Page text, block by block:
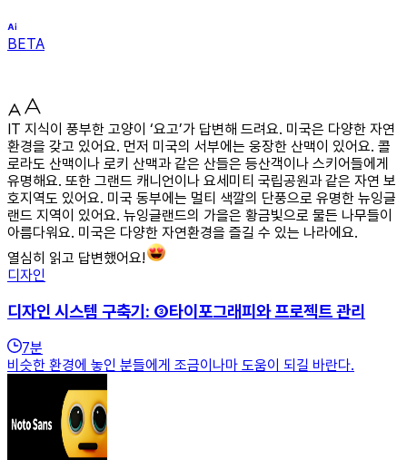
BETA
IT 지식이 풍부한 고양이 ‘요고’가 답변해 드려요. 미국은 다양한 자연
환경을 갖고 있어요. 먼저 미국의 서부에는 웅장한 산맥이 있어요. 콜
로라도 산맥이나 로키 산맥과 같은 산들은 등산객이나 스키어들에게
유명해요. 또한 그랜드 캐니언이나 요세미티 국립공원과 같은 자연 보
호지역도 있어요. 미국 동부에는 멀티 색깔의 단풍으로 유명한 뉴잉글
랜드 지역이 있어요. 뉴잉글랜드의 가을은 황금빛으로 물든 나무들이
아름다워요. 미국은 다양한 자연환경을 즐길 수 있는 나라에요.
열심히 읽고 답변했어요!
디자인
디자인 시스템 구축기: ③타이포그래피와 프로젝트 관리
7분
비슷한 환경에 놓인 분들에게 조금이나마 도움이 되길 바란다.